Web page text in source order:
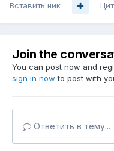
Вставить ник
Join the
You can post now and
sign in now to post with
Ответить в тему...